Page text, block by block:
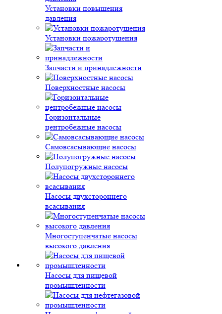
Установки повышения
давления
Установки пожаротушения
Запчасти и принадлежности
Поверхностные насосы
Горизонтальные
центробежные насосы
Самовсасывающие насосы
Полупогружные насосы
Насосы двухстороннего
всасывания
Многоступенчатые насосы
высокого давления
Насосы для пищевой
промышленности